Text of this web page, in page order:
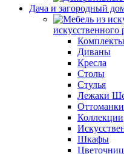
Дача и загородный
искусственного
Диваны
Кресла
Столы
Стулья
Лежаки
Коллекции
Шкафы